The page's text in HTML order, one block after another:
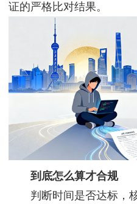
资
讯
我
们
证的严格比对结果。
到底怎么算才合规
判断时间是否达标，核